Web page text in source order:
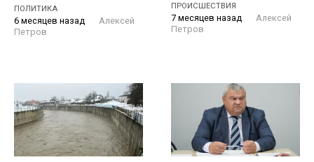
ПОЛИТИКА
6 месяцев назад
Алексей
Петров
ПРОИСШЕСТВИЯ
7 месяцев назад
Алексей
Петров